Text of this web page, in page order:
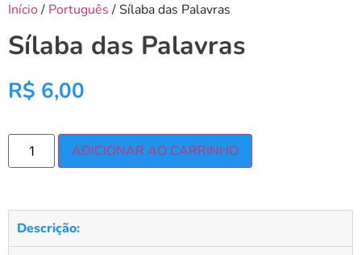
Início/ Português / Sílaba das Palavras
Sílaba das Palavras
R$ 6,00
ADICIONAR AO CARRINHO
Descrição: